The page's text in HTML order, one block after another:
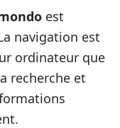
est
navigation est
ordinateur que
recherche et